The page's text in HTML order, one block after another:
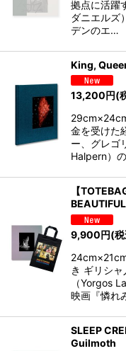
拠点に活躍
ダニエルズ
デンのエ…
King,
13,200円(
金を受けた
ー、グレゴ
Halpern）
【
9,900円(
き ギリシ
（Yorgos
映画『憐れ
SLEEP
Guilmoth